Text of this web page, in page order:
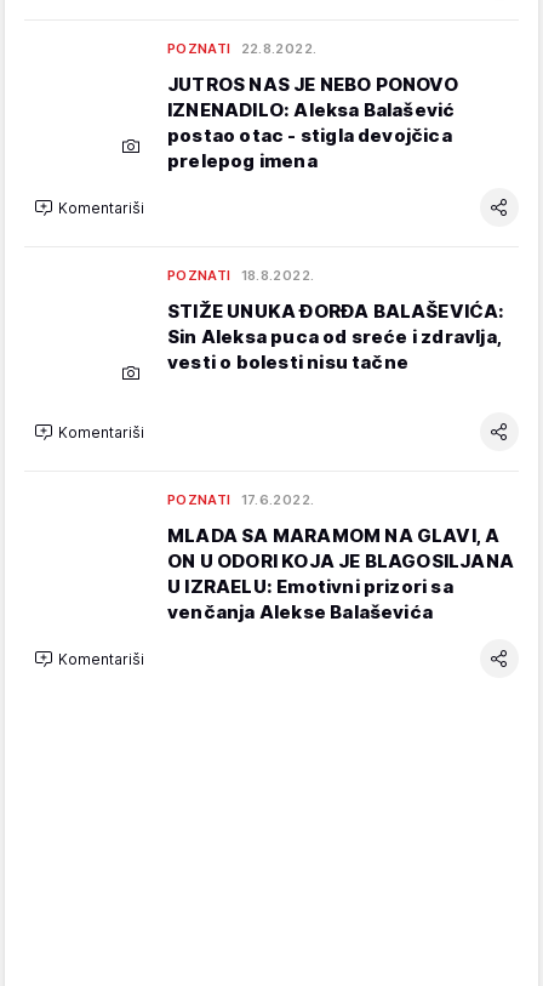
POZNATI 22.8.2022.
JUTROS NAS JE NEBO PONOVO
IZNENADILO: Aleksa Balašević
postao otac - stigla devojčica
prelepog imena
Komentariši
POZNATI 18.8.2022.
STIŽE UNUKA ĐORĐA BALAŠEVIĆA:
Sin Aleksa puca od sreće i zdravlja,
vesti o bolesti nisu tačne
Komentariši
POZNATI 17.6.2022.
MLADA SA MARAMOM NA GLAVI, A
ON U ODORI KOJA JE BLAGOSILJANA
U IZRAELU: Emotivni prizori sa
venčanja Alekse Balaševića
Komentariši